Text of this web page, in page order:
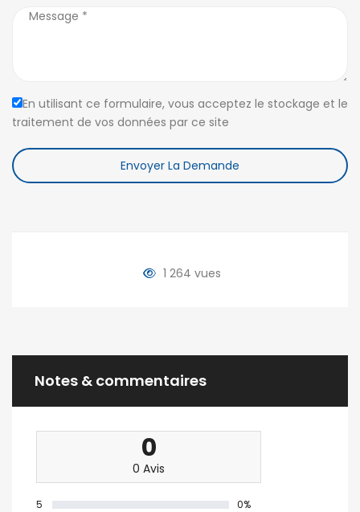
En utilisant ce formulaire, vous acceptez le stockage et le
traitement de vos données par ce site
Envoyer La Demande
1 264 vues
Notes & commentaires
0
0 Avis
5 0%